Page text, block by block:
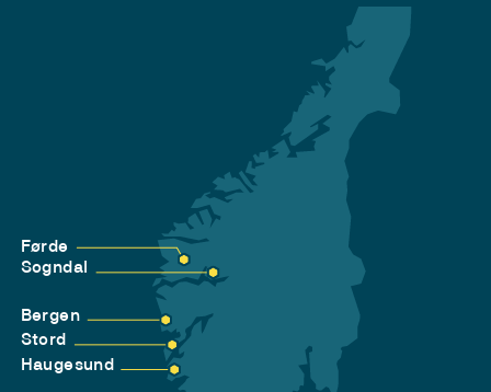
Førde
Sogndal
Bergen
Stord
Haugesund